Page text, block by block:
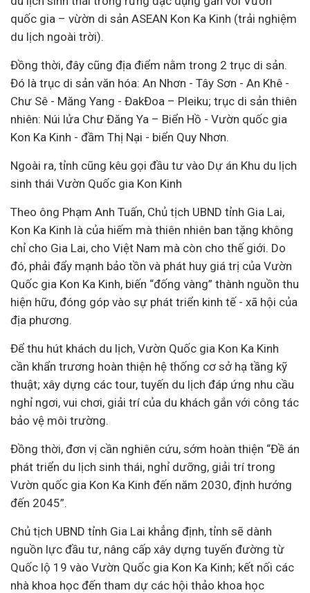
quốc gia – vừờn di sản ASEAN Kon Ka Kinh (trải nghiệm
du lịch ngoài trời).
Đồng thời, đây cũng địa điểm nằm trong 2 trục di sản.
Đó là trục di sản văn hóa: An Nhơn - Tây Sơn - An Khê -
Chư Sê - Măng Yang - ĐakĐoa – Pleiku; trục di sản thiên
nhiên: Núi lửa Chư Đăng Ya – Biển Hồ - Vườn quốc gia
Kon Ka Kinh - đầm Thị Nại - biển Quy Nhơn.
Ngoài ra, tỉnh cũng kêu gọi đầu tư vào Dự án Khu du lịch
sinh thái Vườn Quốc gia Kon Kinh
Theo ông Phạm Anh Tuấn, Chủ tịch UBND tỉnh Gia Lai,
Kon Ka Kinh là của hiếm mà thiên nhiên ban tặng không
chỉ cho Gia Lai, cho Việt Nam mà còn cho thế giới. Do
đó, phải đẩy mạnh bảo tồn và phát huy giá trị của Vườn
Quốc gia Kon Ka Kinh, biến “đống vàng” thành nguồn thu
hiện hữu, đóng góp vào sự phát triển kinh tế - xã hội của
địa phương.
Để thu hút khách du lịch, Vườn Quốc gia Kon Ka Kinh
cần khẩn trương hoàn thiện hệ thống cơ sở hạ tầng kỹ
thuật; xây dựng các tour, tuyến du lịch đáp ứng nhu cầu
nghỉ ngơi, vui chơi, giải trí của du khách gắn với công tác
bảo vệ môi trường.
Đồng thời, đơn vị cần nghiên cứu, sớm hoàn thiện “Đề án
phát triển du lịch sinh thái, nghỉ dưỡng, giải trí trong
Vườn quốc gia Kon Ka Kinh đến năm 2030, định hướng
đến 2045”.
Chủ tịch UBND tỉnh Gia Lai khẳng định, tỉnh sẽ dành
nguồn lực đầu tư, nâng cấp xây dựng tuyến đường từ
Quốc lộ 19 vào Vườn Quốc gia Kon Ka Kinh; kết nối các
nhà khoa học đến tham dự các hội thảo khoa học